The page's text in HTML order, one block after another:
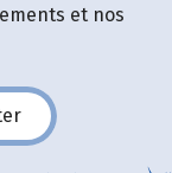
et nos